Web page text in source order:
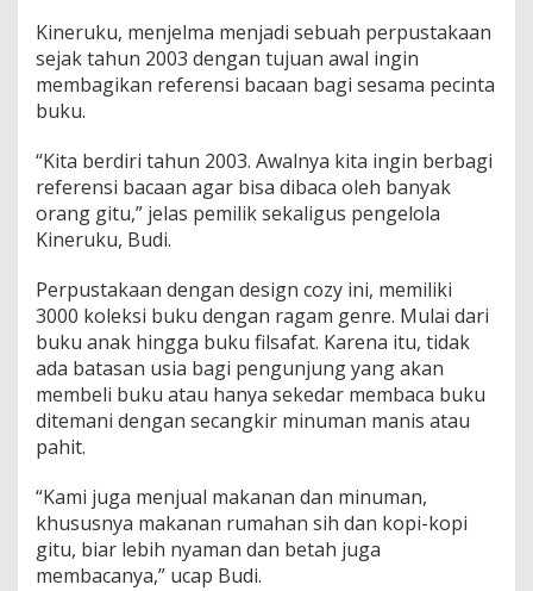
n
i
D
a
l
a
h
t
u
n
y
a
Kineruku, menjelma menjadi sebuah perpustakaan
sejak tahun 2003 dengan tujuan awal ingin
membagikan referensi bacaan bagi sesama pecinta
buku.
“Kita berdiri tahun 2003. Awalnya kita ingin berbagi
referensi bacaan agar bisa dibaca oleh banyak
orang gitu,” jelas pemilik sekaligus pengelola
Kineruku, Budi.
Perpustakaan dengan design cozy ini, memiliki
3000 koleksi buku dengan ragam genre. Mulai dari
buku anak hingga buku filsafat. Karena itu, tidak
ada batasan usia bagi pengunjung yang akan
membeli buku atau hanya sekedar membaca buku
ditemani dengan secangkir minuman manis atau
pahit.
“Kami juga menjual makanan dan minuman,
khususnya makanan rumahan sih dan kopi-kopi
gitu, biar lebih nyaman dan betah juga
membacanya,” ucap Budi.